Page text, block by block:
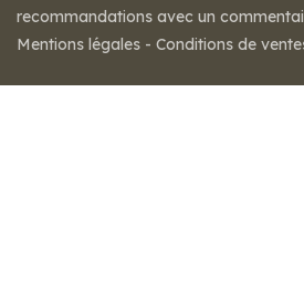
recommandations avec un
Mentions légales - Conditions de